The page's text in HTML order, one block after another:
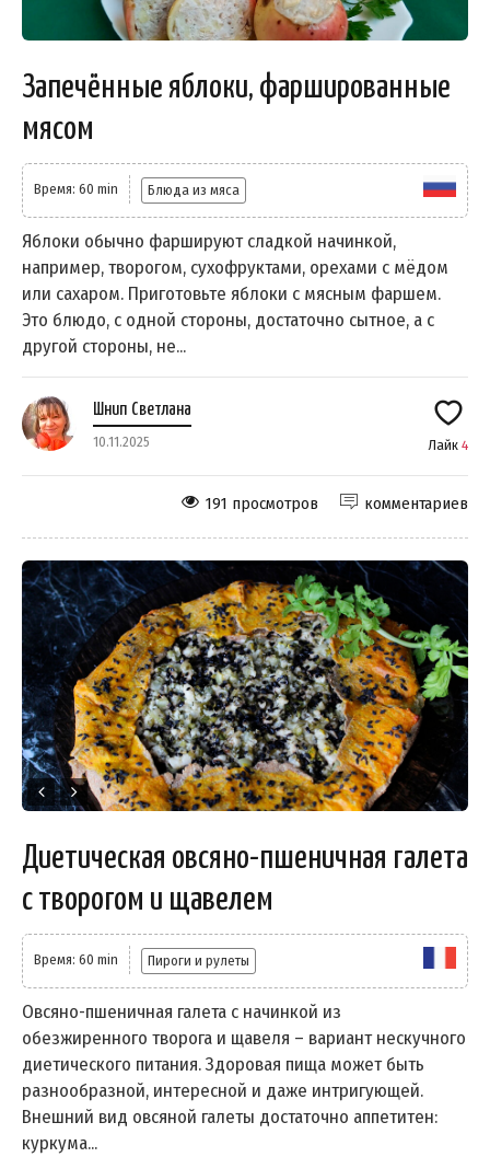
Запечённые яблоки, фаршированные
мясом
Время: 60 min Блюда из мяса
Яблоки обычно фаршируют сладкой начинкой,
например, творогом, сухофруктами, орехами с мёдом
или сахаром. Приготовьте яблоки с мясным фаршем.
Это блюдо, с одной стороны, достаточно сытное, а с
другой стороны, не...
Шнип Светлана
10.11.2025 Лайк 4
комментариев
191 просмотров
Диетическая овсяно-пшеничная галета
с творогом и щавелем
Время: 60 min Пироги и рулеты
Овсяно-пшеничная галета с начинкой из
обезжиренного творога и щавеля – вариант нескучного
диетического питания. Здоровая пища может быть
разнообразной, интересной и даже интригующей.
Внешний вид овсяной галеты достаточно аппетитен:
куркума...